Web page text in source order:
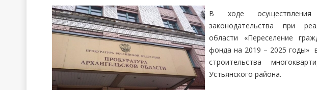
В ходе
законодательства при
области «Переселение
фонда на 2019 – 2025 годы»
строительства
Устьянского района.